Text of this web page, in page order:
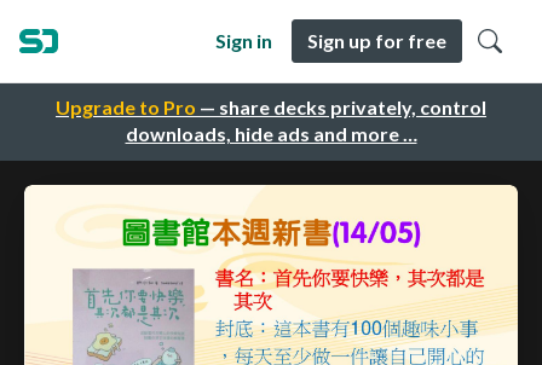
Upgrade to Pro — share decks privately, control
downloads, hide ads and more …
Sign in Sign up for free